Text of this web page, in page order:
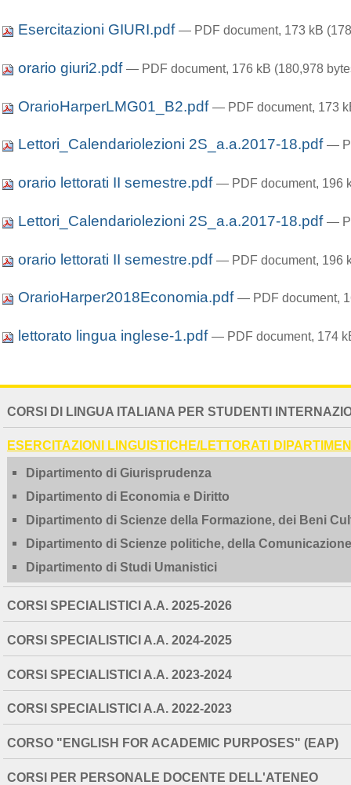
Esercitazioni GIURI.pdf— PDF document, 173 kB
orario giuri2.pdf— PDF document, 176 kB (180,978
OrarioHarperLMG01_B2.pdf— PDF document, 173
Lettori_Calendariolezioni 2S_a.a.2017-18.pdf—
orario lettorati II semestre.pdf— PDF document, 196
Lettori_Calendariolezioni 2S_a.a.2017-18.pdf—
orario lettorati II semestre.pdf— PDF document, 196
OrarioHarper2018Economia.pdf— PDF document,
lettorato lingua inglese-1.pdf— PDF document, 174
EXTENDED
CORSI DI LINGUA ITALIANA PER STUDENTI
ESERCITAZIONI LINGUISTICHE/LETTORATI
Dipartimento di Giurisprudenza
Dipartimento di Economia e Diritto
Dipartimento di Scienze della Formazione, dei Beni
Dipartimento di Scienze politiche, della
Dipartimento di Studi Umanistici
CORSI SPECIALISTICI A.A. 2025-2026
CORSI SPECIALISTICI A.A. 2024-2025
CORSI SPECIALISTICI A.A. 2023-2024
CORSI SPECIALISTICI A.A. 2022-2023
CORSO "ENGLISH FOR ACADEMIC PURPOSES" (EAP)
CORSI PER PERSONALE DOCENTE DELL'ATENEO